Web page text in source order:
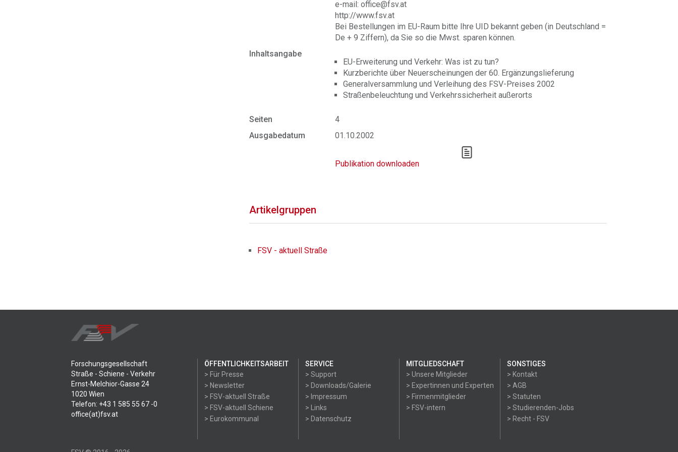
e-mail: office@fsv.at
http://www.fsv.at
Bei Bestellungen im EU-Raum bitte Ihre UID bekannt geben (in Deutschland =
De + 9 Ziffern), da Sie so die Mwst. sparen können.
Inhaltsangabe
EU-Erweiterung und Verkehr: Was ist zu tun?
Kurzberichte über Neuerscheinungen der 60. Ergänzungslieferung
Generalversammlung und Verleihung des FSV-Preises 2002
Straßenbeleuchtung und Verkehrssicherheit außerorts
Seiten
4
Ausgabedatum
01.10.2002
Publikation downloaden
Artikelgruppen
FSV - aktuell Straße
Forschungsgesellschaft
Straße - Schiene - Verkehr
Ernst-Melchior-Gasse 24
1020 Wien
Telefon: +43 1 585 55 67 -0
office(at)fsv.at
ÖFFENTLICHKEITSARBEIT
> Für Presse
> Newsletter
> FSV-aktuell Straße
> FSV-aktuell Schiene
> Eurokommunal
SERVICE
> Support
> Downloads/Galerie
> Impressum
> Links
> Datenschutz
MITGLIEDSCHAFT
> Unsere Mitglieder
> Expertinnen und Experten
> Firmenmitglieder
> FSV-intern
SONSTIGES
> Kontakt
> AGB
> Statuten
> Studierenden-Jobs
> Recht - FSV